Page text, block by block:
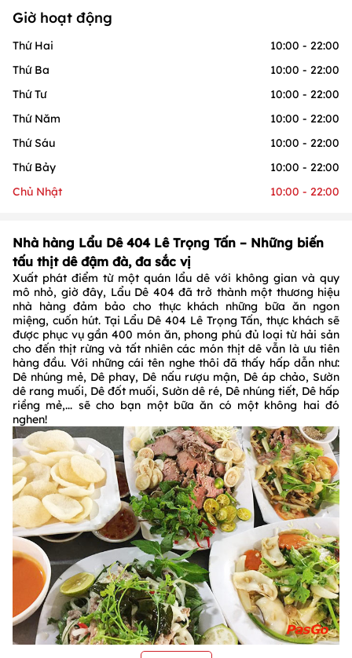
Giờ hoạt động
Thứ Hai
10:00 - 22:00
Thứ Ba
10:00 - 22:00
Thứ Tư
10:00 - 22:00
Thứ Năm
10:00 - 22:00
Thứ Sáu
10:00 - 22:00
Thứ Bảy
10:00 - 22:00
Chủ Nhật
10:00 - 22:00
Nhà hàng Lẩu Dê 404 Lê Trọng Tấn – Những biến
tấu thịt dê đậm đà, đa sắc vị
Xuất phát điểm từ một quán lẩu dê với không gian và quy
mô nhỏ, giờ đây, Lẩu Dê 404 đã trở thành một thương hiệu
nhà hàng đảm bảo cho thực khách những bữa ăn ngon
miệng, cuốn hút. Tại Lẩu Dê 404 Lê Trọng Tấn, thực khách sẽ
được phục vụ gần 400 món ăn, phong phú đủ loại từ hải sản
cho đến thịt rừng và tất nhiên các món thịt dê vẫn là ưu tiên
hàng đầu. Với những cái tên nghe thôi đã thấy hấp dẫn như:
Dê nhúng mẻ, Dê phay, Dê nấu rượu mận, Dê áp chảo, Sườn
dê rang muối, Dê đốt muối, Sườn dê ré, Dê nhúng tiết, Dê hấp
riềng mẻ,... sẽ cho bạn một bữa ăn có một không hai đó
nghen!